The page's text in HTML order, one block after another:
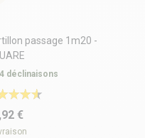
passage 1m20 -
déclinaisons
€